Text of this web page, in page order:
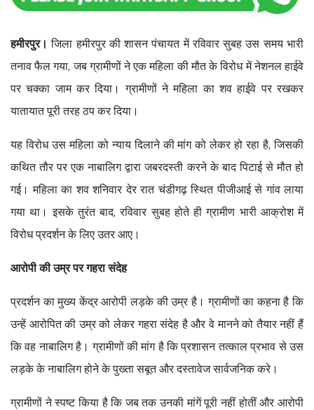
हमीरपुर।जिला हमीरपुर की शासन पंचायत में रविवार सुबह उस समय भारी
तनाव फैल गया, जब ग्रामीणों ने एक महिला की मौत के विरोध में नेशनल हाईवे
पर चक्का जाम कर दिया। ग्रामीणों ने महिला का शव हाईवे पर रखकर
यातायात पूरी तरह ठप कर दिया।
यह विरोध उस महिला को न्याय दिलाने की मांग को लेकर हो रहा है, जिसकी
कथित तौर पर एक नाबालिग द्वारा जबरदस्ती करने के बाद पिटाई से मौत हो
गई। महिला का शव शनिवार देर रात चंडीगढ़ स्थित पीजीआई से गांव लाया
गया था। इसके तुरंत बाद, रविवार सुबह होते ही ग्रामीण भारी आक्रोश में
विरोध प्रदर्शन के लिए उतर आए।
आरोपी की उम्र पर गहरा संदेह
प्रदर्शन का मुख्य केंद्र आरोपी लड़के की उम्र है। ग्रामीणों का कहना है कि
उन्हें आरोपित की उम्र को लेकर गहरा संदेह है और वे मानने को तैयार नहीं हैं
कि वह नाबालिग है। ग्रामीणों की मांग है कि प्रशासन तत्काल प्रभाव से उस
लड़के के नाबालिग होने के पुख्ता सबूत और दस्तावेज सार्वजनिक करे।
ग्रामीणों ने स्पष्ट किया है कि जब तक उनकी मांगें पूरी नहीं होतीं और आरोपी